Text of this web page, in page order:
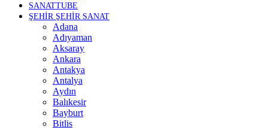
SANATTUBE
ŞEHİR ŞEHİR SANAT
Adana
Adıyaman
Aksaray
Ankara
Antakya
Antalya
Aydın
Balıkesir
Bayburt
Bitlis